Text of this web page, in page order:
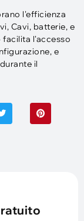
l'efficienza
Cavi, batterie, e
facilita l'accesso
e
il